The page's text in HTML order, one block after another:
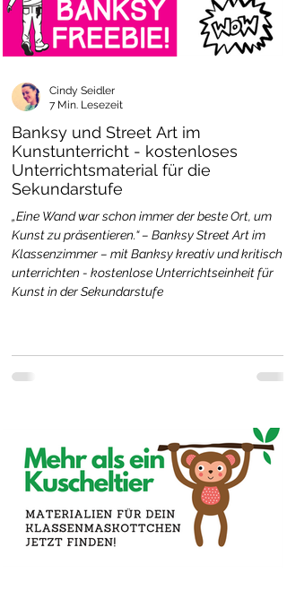
Banksy und Street Art im
Kunstunterricht - kostenloses
Unterrichtsmaterial für die
Sekundarstufe
„Eine Wand war schon immer der beste Ort, um
Kunst zu präsentieren.“ – Banksy Street Art im
Klassenzimmer – mit Banksy kreativ und kritisch
unterrichten - kostenlose Unterrichtseinheit für
Kunst in der Sekundarstufe
Cindy Seidler
7 Min. Lesezeit